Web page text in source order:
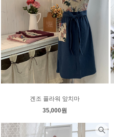
겐조 플라워 앞치마
35,000원